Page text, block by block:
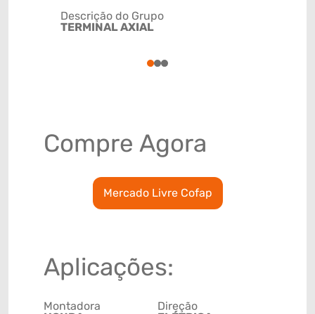
Descrição do Grupo
TERMINAL AXIAL
123
Compre Agora
Mercado Livre Cofap
Aplicações:
Montadora
Direção